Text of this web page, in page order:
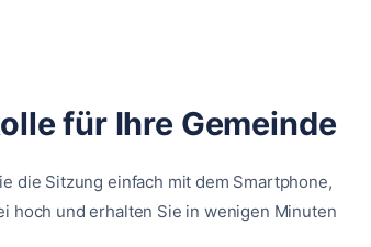
für Ihre Gemeinde
die Sitzung einfach mit dem Smartphone,
hoch und erhalten Sie in wenigen Minuten